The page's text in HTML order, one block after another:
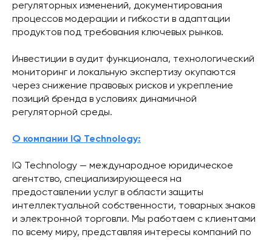
регуляторных изменений, документирования
процессов модерации и гибкости в адаптации
продуктов под требования ключевых рынков.
Инвестиции в аудит функционала, технологический
мониторинг и локальную экспертизу окупаются
через снижение правовых рисков и укрепление
позиций бренда в условиях динамичной
регуляторной среды.
О компании IQ Technology:
IQ Technology — международное юридическое
агентство, специализирующееся на
предоставлении услуг в области защиты
интеллектуальной собственности, товарных знаков
и электронной торговли. Мы работаем с клиентами
по всему миру, представляя интересы компаний по